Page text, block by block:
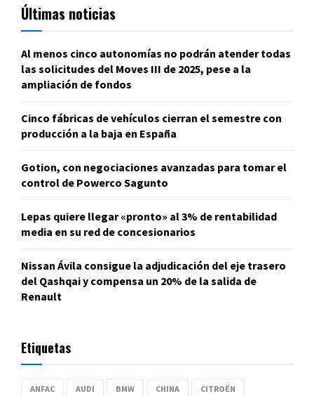
Últimas noticias
Al menos cinco autonomías no podrán atender todas
las solicitudes del Moves III de 2025, pese a la
ampliación de fondos
Cinco fábricas de vehículos cierran el semestre con
producción a la baja en España
Gotion, con negociaciones avanzadas para tomar el
control de Powerco Sagunto
Lepas quiere llegar «pronto» al 3% de rentabilidad
media en su red de concesionarios
Nissan Ávila consigue la adjudicación del eje trasero
del Qashqai y compensa un 20% de la salida de
Renault
Etiquetas
ANFAC AUDI BMW CHINA CITROËN